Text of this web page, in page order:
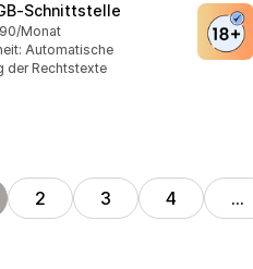
Monat
Automatische
der Rechtstexte
2 3 4 …